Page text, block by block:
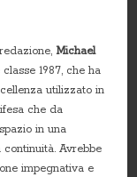
Michael
1987, che ha
utilizzato in
che da
in una
Avrebbe
impegnativa e